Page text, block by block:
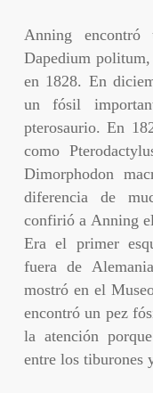
Anning encontró
Dapedium
en 1828. En
un fósil
pterosaurio. En
como
Dimorphodon
diferencia de
confirió a Anning
Era el primer
fuera de
mostró en el
encontró un pez
la atención
entre los tiburones